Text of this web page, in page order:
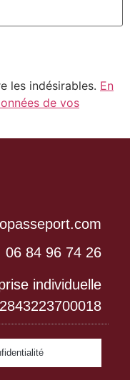
les indésirables. En
de vos
06 84 96 74 26
individuelle